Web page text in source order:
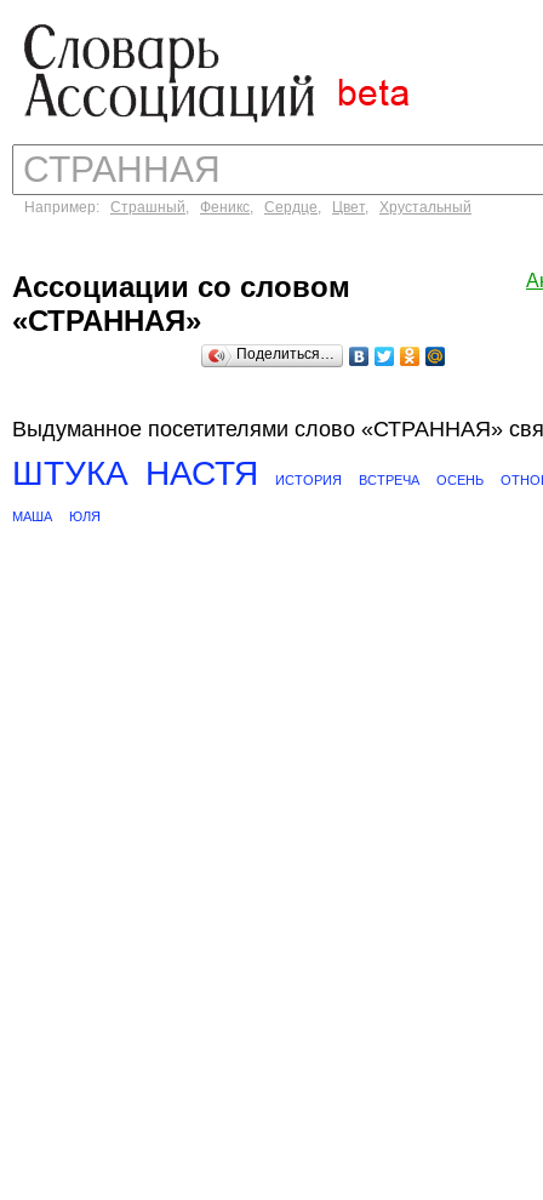
Например: Страшный, Феникс, Сердце, Цвет, Хрустальный
Ассоциации со словом
«СТРАННАЯ»
Поделиться…
Выдуманное посетителями слово «СТРАННАЯ»
ШТУКА НАСТЯ ИСТОРИЯ ВСТРЕЧА ОСЕНЬ
МАША ЮЛЯ